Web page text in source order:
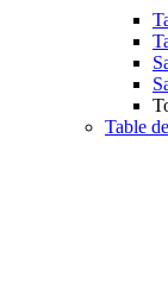
Table